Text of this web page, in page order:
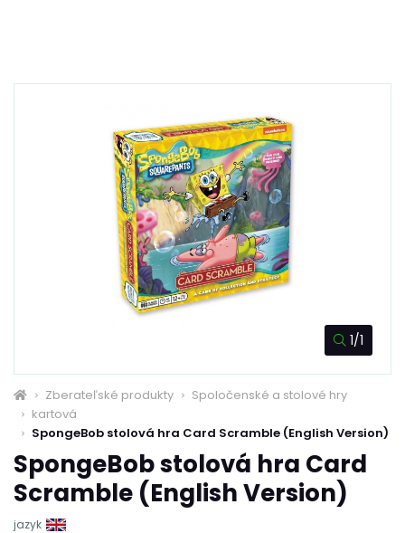
1/1
Zberateľské produkty
Spoločenské a stolové hry
kartová
SpongeBob stolová hra Card Scramble (English Version)
SpongeBob stolová hra Card
Scramble (English Version)
jazyk